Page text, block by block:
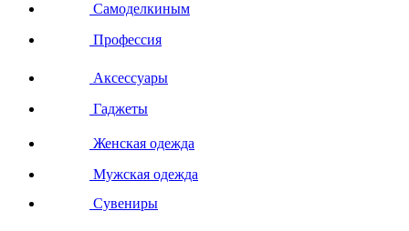
Самоделкиным
Профессия
Аксессуары
Гаджеты
Женская одежда
Мужская одежда
Сувениры